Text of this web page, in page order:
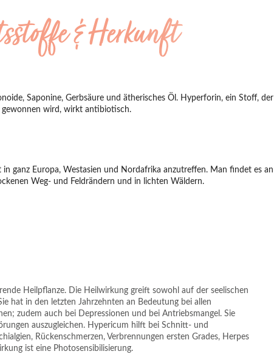
& Herkunft
Saponine, Gerbsäure und ätherisches Öl. Hyperforin, ein Stoff, der
gewonnen wird, wirkt antibiotisch.
in ganz Europa, Westasien und Nordafrika anzutreffen. Man findet es an
Weg- und Feldrändern und in lichten Wäldern.
Heilpflanze. Die Heilwirkung greift sowohl auf der seelischen
hat in den letzten Jahrzehnten an Bedeutung bei allen
zudem auch bei Depressionen und bei Antriebsmangel. Sie
auszugleichen. Hypericum hilft bei Schnitt- und
Rückenschmerzen, Verbrennungen ersten Grades, Herpes
ist eine Photosensibilisierung.